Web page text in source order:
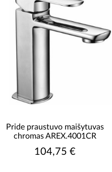
Pride praustuvo maišytuvas
chromas AREX.4001CR
104,75 €